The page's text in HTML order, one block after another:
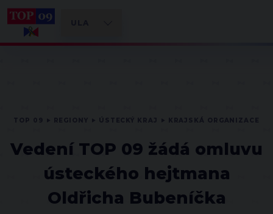
Vedení TOP 09 žádá omluvu
ústeckého hejtmana
Oldřicha Bubeníčka